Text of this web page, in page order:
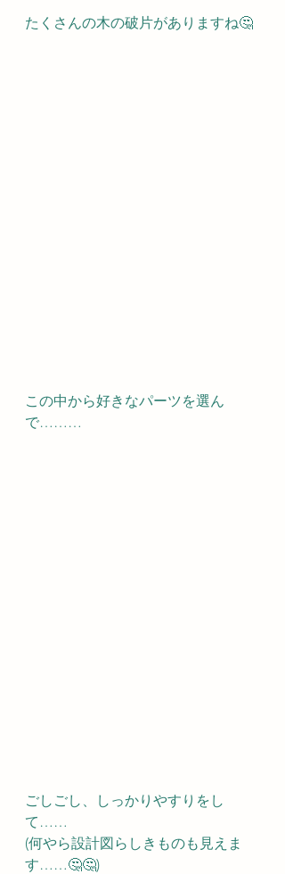
たくさんの木の破片がありますね🤔
この中から好きなパーツを選ん
で………
ごしごし、しっかりやすりをし
て……
(何やら設計図らしきものも見えま
す……🤔🤔)